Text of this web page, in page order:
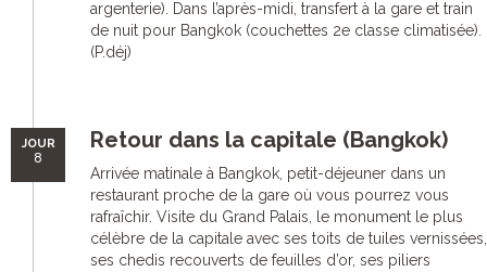
argenterie). Dans l’après-midi, transfert à la gare et train
de nuit pour Bangkok (couchettes 2e classe climatisée).
(P.déj)
JOUR
8
Retour dans la capitale (Bangkok)
Arrivée matinale à Bangkok, petit-déjeuner dans un
restaurant proche de la gare où vous pourrez vous
rafraîchir. Visite du Grand Palais, le monument le plus
célèbre de la capitale avec ses toits de tuiles vernissées,
ses chedis recouverts de feuilles d’or, ses piliers